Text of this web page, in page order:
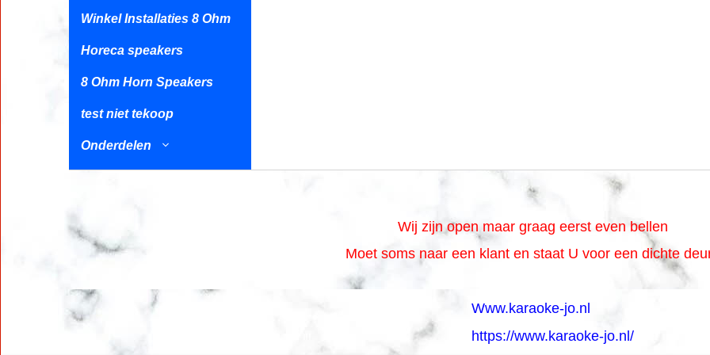
Winkel Installaties 8 Ohm
Horeca speakers
8 Ohm Horn Speakers
test niet tekoop
Onderdelen
Wij zijn open maar graag eerst even bellen
Moet soms naar een klant en staat U voor een dichte
Www.karaoke-jo.nl
https://www.karaoke-jo.nl/